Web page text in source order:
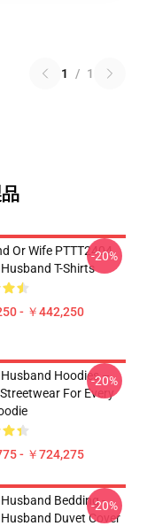
1 / 1
Or Wife PTTT2404
T-Shirts
- ￥442,250
-20%
Hoodies –
For Every
- ￥724,275
-20%
Bedding -
Duvet Cover
-20%